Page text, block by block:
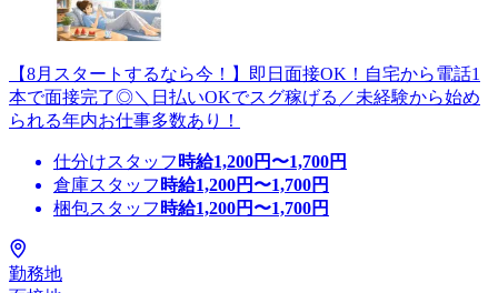
【8月スタートするなら今！】即日面接OK！自宅から電話1
本で面接完了◎＼日払いOKでスグ稼げる／未経験から始め
られる年内お仕事多数あり！
仕分けスタッフ 時給1,200円〜1,700円
倉庫スタッフ 時給1,200円〜1,700円
梱包スタッフ 時給1,200円〜1,700円
勤務地